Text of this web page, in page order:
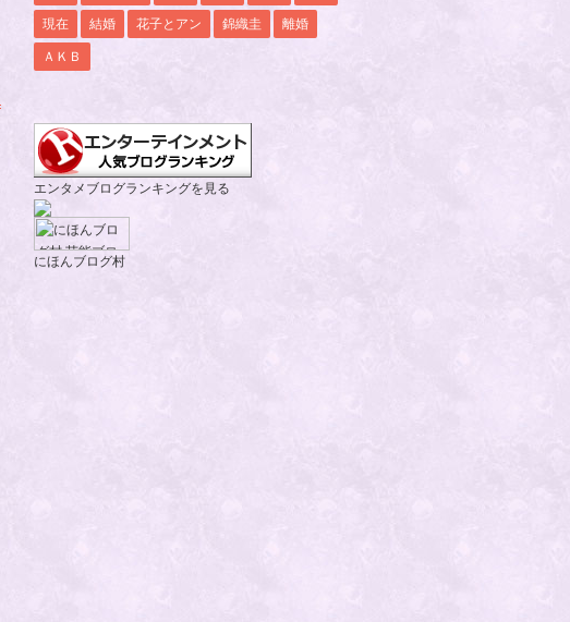
現在 結婚 花子とアン 錦織圭 離婚
ＡＫＢ
エンタメブログランキングを見る
にほんブログ村